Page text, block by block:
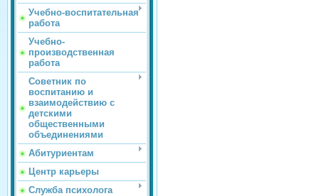
Учебно-воспитательная
работа
Учебно-
производственная
работа
Советник по
воспитанию и
взаимодействию с
детскими
общественными
объединениями
Абитуриентам
Центр карьеры
Служба психолога